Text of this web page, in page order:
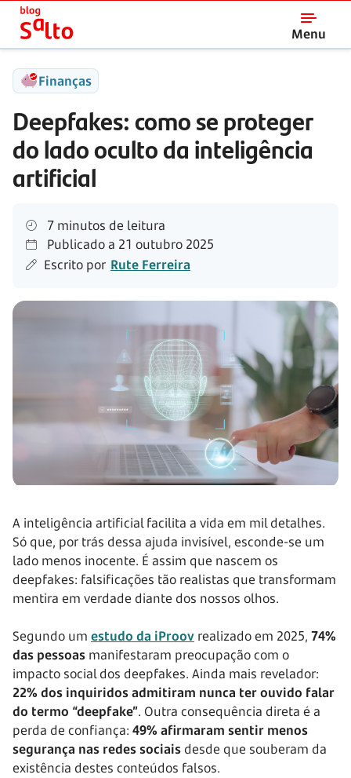
Menu
Salto
Finanças
Deepfakes: como se proteger
do lado oculto da inteligência
artificial
7 minutos de leitura
Publicado a 21 outubro 2025
Escrito por Rute Ferreira
A inteligência artificial facilita a vida em mil detalhes.
Só que, por trás dessa ajuda invisível, esconde-se um
lado menos inocente. É assim que nascem os
deepfakes: falsificações tão realistas que transformam
mentira em verdade diante dos nossos olhos.
Segundo um estudo da iProov realizado em 2025, 74%
das pessoas manifestaram preocupação com o
impacto social dos deepfakes. Ainda mais revelador:
22% dos inquiridos admitiram nunca ter ouvido falar
do termo “deepfake”. Outra consequência direta é a
perda de confiança: 49% afirmaram sentir menos
segurança nas redes sociais desde que souberam da
existência destes conteúdos falsos.